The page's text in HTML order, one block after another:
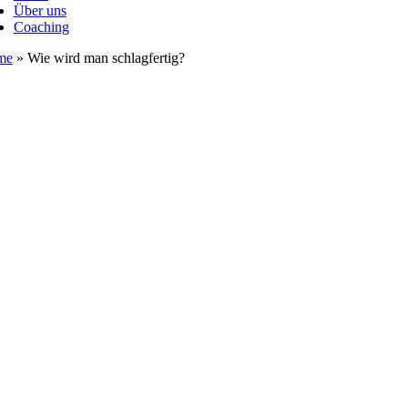
Über uns
Coaching
» Wie wird man schlagfertig?